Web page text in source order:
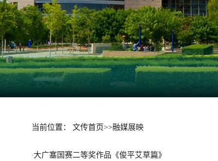
当前位置： 文传首页>>融媒展映
·大广塞国赛二等奖作品《俊平艾草篇》